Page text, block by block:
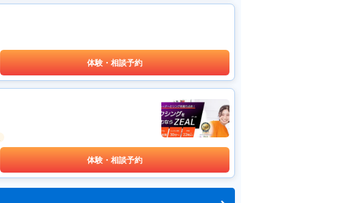
体験・相談予約
体験・相談予約